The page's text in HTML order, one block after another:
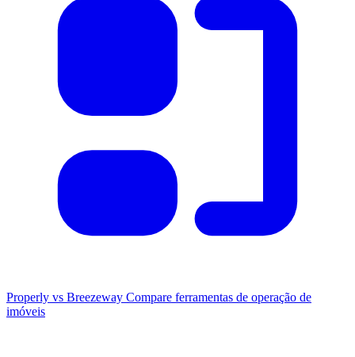
Properly vs Breezeway Compare ferramentas de operação de
imóveis